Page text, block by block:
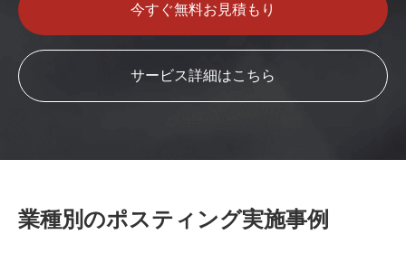
今すぐ無料お見積もり
サービス詳細はこちら
業種別のポスティング実施事例